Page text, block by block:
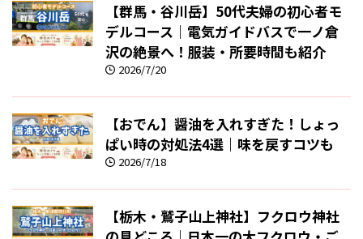
【群馬・谷川岳】50代夫婦の初心者モ
デルコース｜電気ガイドバスで一ノ倉
沢の絶景へ！服装・所要時間も紹介
2026/7/20
【おでん】醤油を入れすぎた！しょっ
ぱい時の対処法4選｜味を戻すコツも
2026/7/18
【栃木・鷲子山上神社】フクロウ神社